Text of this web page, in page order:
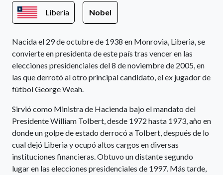
Liberia Nobel
Nacida el 29 de octubre de 1938 en Monrovia, Liberia, se
convierte en presidenta de este país tras vencer en las
elecciones presidenciales del 8 de noviembre de 2005, en
las que derrotó al otro principal candidato, el ex jugador de
fútbol George Weah.
Sirvió como Ministra de Hacienda bajo el mandato del
Presidente William Tolbert, desde 1972 hasta 1973, año en
donde un golpe de estado derrocó a Tolbert, después de lo
cual dejó Liberia y ocupó altos cargos en diversas
instituciones financieras. Obtuvo un distante segundo
lugar en las elecciones presidenciales de 1997. Más tarde,